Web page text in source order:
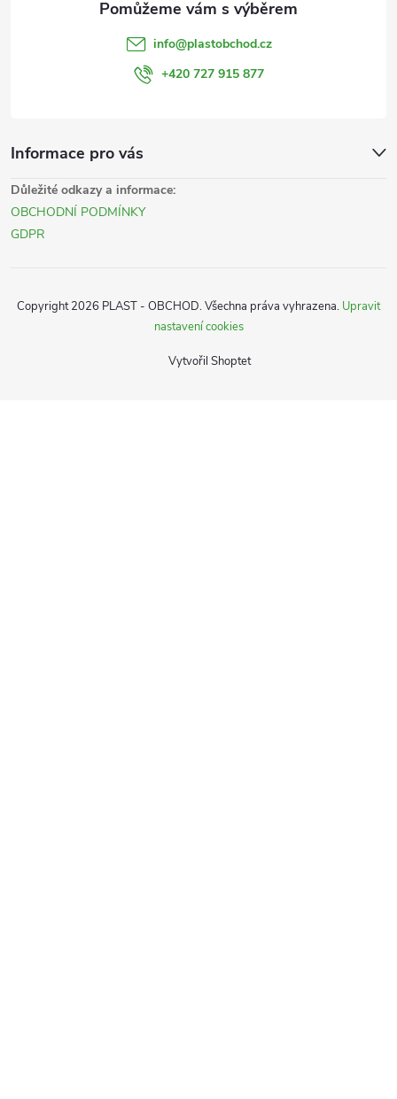
info@plastobchod.cz
+420 727 915 877
Informace pro vás
Důležité odkazy a informace:
OBCHODNÍ PODMÍNKY
GDPR
Vytvořil Shoptet
Copyright 2026 PLAST - OBCHOD. Všechna práva vyhrazena. Upravit
nastavení cookies